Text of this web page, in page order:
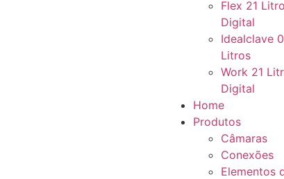
Flex 21
Digital
Idealclave
Litros
Work 21
Digital
Home
Produtos
Câmaras
Conexões
Elementos